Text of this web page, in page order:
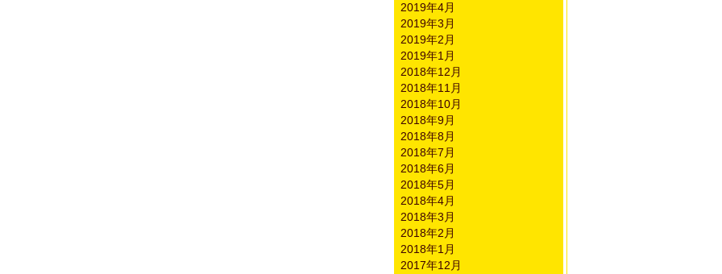
2019年4月
2019年3月
2019年2月
2019年1月
2018年12月
2018年11月
2018年10月
2018年9月
2018年8月
2018年7月
2018年6月
2018年5月
2018年4月
2018年3月
2018年2月
2018年1月
2017年12月